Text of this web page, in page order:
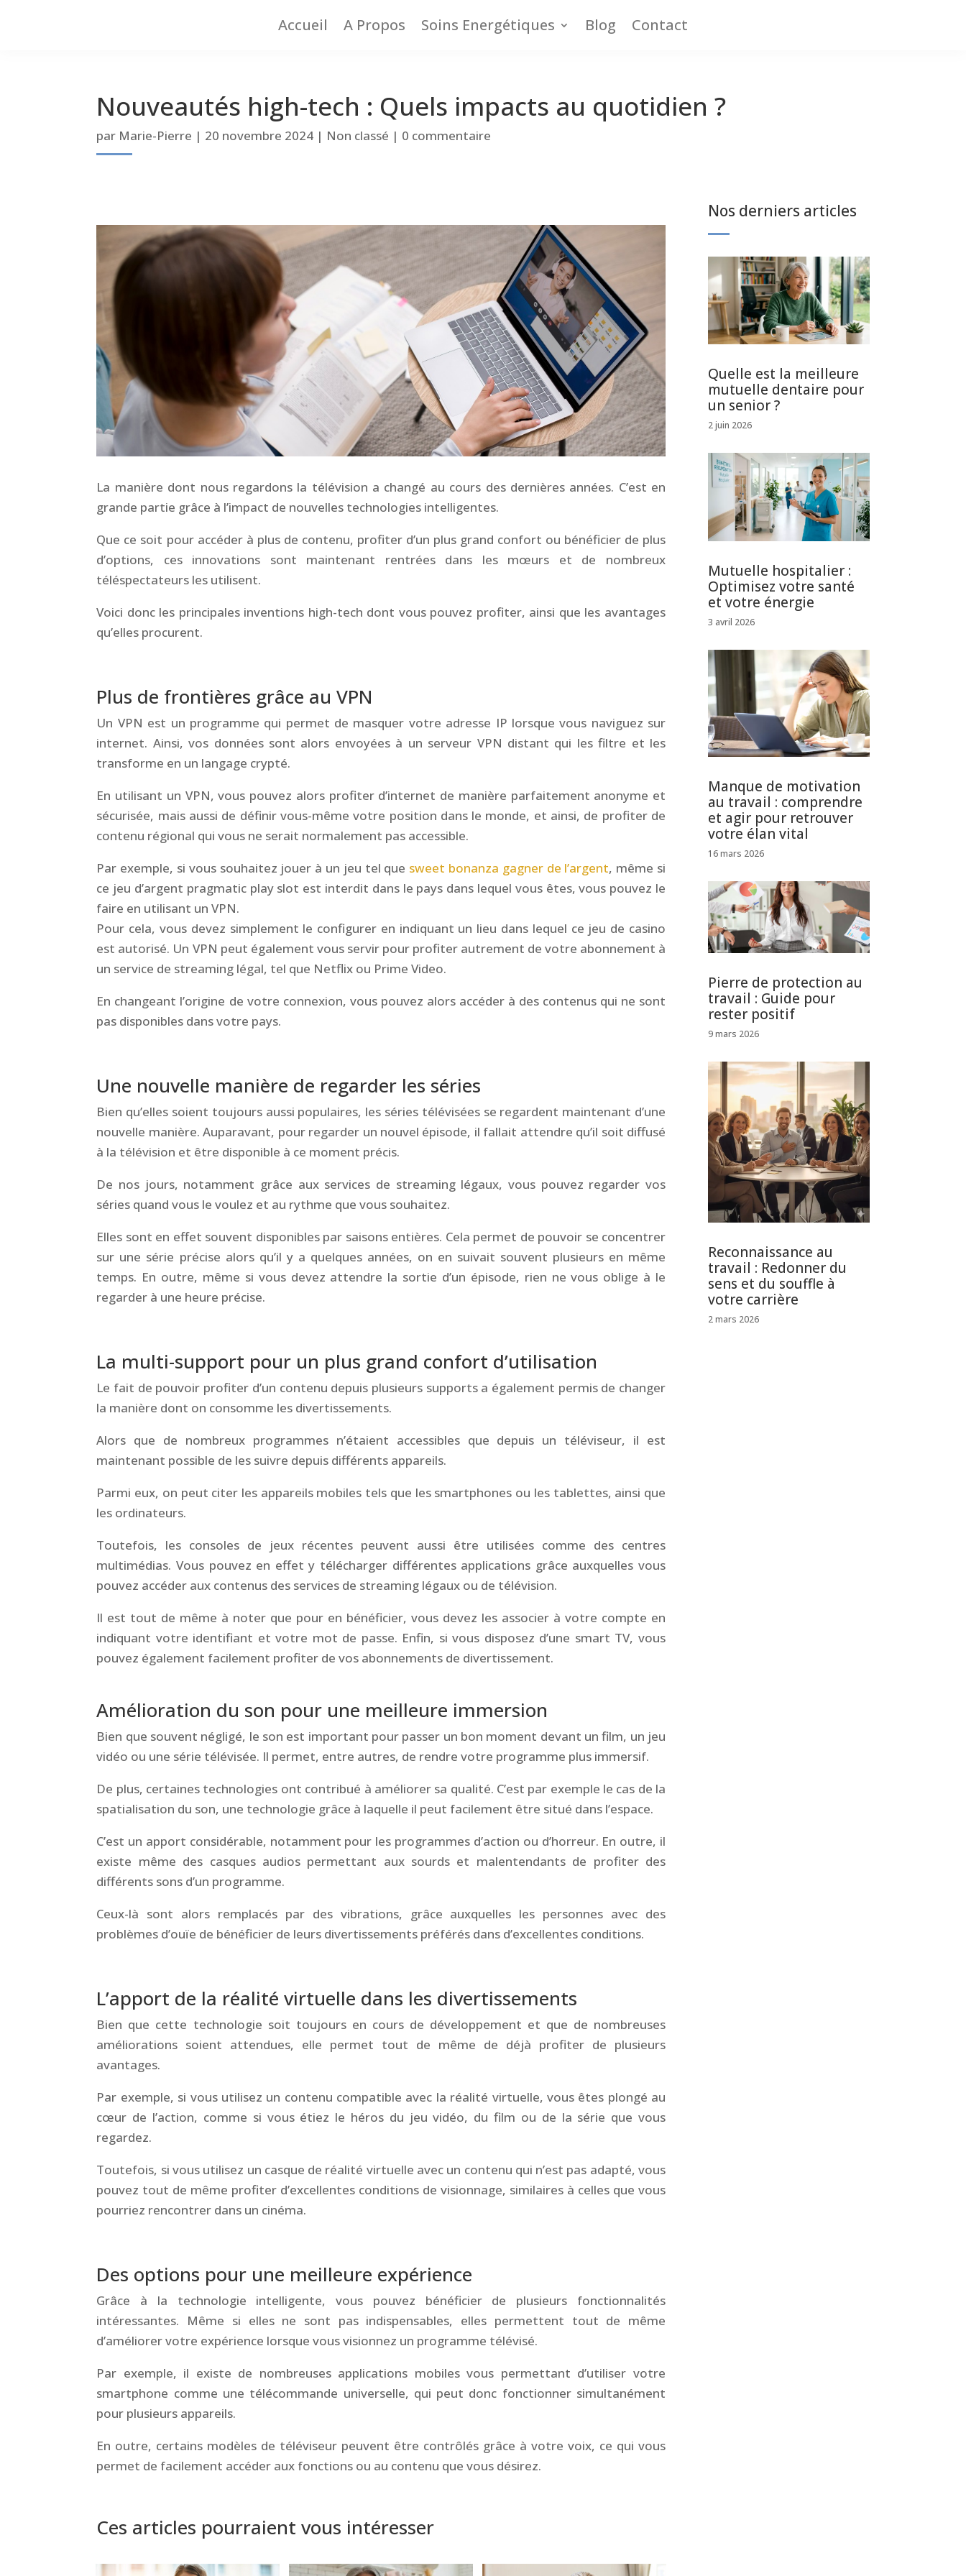
Accueil A Propos Soins Energétiques Blog Contact
Nouveautés high-tech : Quels impacts au quotidien ?
par Marie-Pierre | 20 novembre 2024 | Non classé | 0 commentaire
La manière dont nous regardons la télévision a changé au cours des dernières années. C’est en
grande partie grâce à l’impact de nouvelles technologies intelligentes.
Que ce soit pour accéder à plus de contenu, profiter d’un plus grand confort ou bénéficier de plus
d’options, ces innovations sont maintenant rentrées dans les mœurs et de nombreux
téléspectateurs les utilisent.
Voici donc les principales inventions high-tech dont vous pouvez profiter, ainsi que les avantages
qu’elles procurent.
Plus de frontières grâce auVPN
Un VPN est un programme qui permet de masquer votre adresse IP lorsque vous naviguez sur
internet. Ainsi, vos données sont alors envoyées à un serveur VPN distant qui lesfiltre et les
transforme en un langage crypté.
En utilisant un VPN, vous pouvez alors profiter d’internet de manière parfaitement anonyme et
sécurisée, mais aussi de définir vous-même votre position dans le monde, et ainsi, de profiter de
contenu régional qui vous ne serait normalement pas accessible.
Par exemple, si vous souhaitez jouer à un jeu tel que sweet bonanza gagner de l’argent, même si
ce jeu d’argent pragmatic play slot est interdit dans le pays dans lequel vous êtes, vous pouvez le
faire en utilisant un VPN.
Pour cela, vous devez simplement le configurer en indiquant un lieu dans lequel ce jeu de casino
est autorisé. Un VPN peut également vous servir pour profiter autrement de votre abonnement à
un service de streaming légal, tel que Netflix ou Prime Video.
En changeant l’origine de votre connexion, vous pouvez alors accéder à des contenus qui ne sont
pas disponibles dans votre pays.
Une nouvelle manière de regarder les séries
Bien qu’elles soient toujours aussi populaires, les séries télévisées se regardent maintenant d’une
nouvelle manière.Auparavant, pour regarder un nouvel épisode, il fallait attendre qu’il soit diffusé
à la télévision et être disponible à ce moment précis.
De nos jours, notamment grâce aux services de streaming légaux, vous pouvez regarder vos
séries quand vous le voulez et au rythme que vous souhaitez.
Elles sont en effet souvent disponibles par saisons entières. Cela permet de pouvoir se concentrer
sur une série précise alors qu’il y a quelques années, on en suivait souvent plusieurs en même
temps. En outre, même si vous devez attendre la sortie d’un épisode, rien ne vous oblige à le
regarder à une heure précise.
La multi-support pour un plus grand confort d’utilisation
Le fait de pouvoir profiter d’un contenu depuis plusieurs supports a également permis de changer
la manière dont on consomme les divertissements.
Alors que de nombreux programmes n’étaient accessibles que depuis un téléviseur, il est
maintenant possible de les suivre depuis différents appareils.
Parmi eux, on peut citer les appareils mobiles tels que les smartphones ou les tablettes, ainsi que
les ordinateurs.
Toutefois, les consoles de jeux récentes peuvent aussi être utilisées comme des centres
multimédias. Vous pouvez en effet y télécharger différentes applications grâce auxquelles vous
pouvez accéder aux contenus des services de streaming légaux ou de télévision.
Il est tout de même à noter que pour en bénéficier, vous devez les associer à votre compte en
indiquant votre identifiant et votre mot de passe. Enfin, si vous disposez d’une smart TV, vous
pouvez également facilement profiter de vos abonnements de divertissement.
Amélioration du son pour une meilleure immersion
Bien que souvent négligé, le son est important pour passer un bon moment devant un film, un jeu
vidéo ou une série télévisée. Il permet, entre autres, de rendre votre programme plus immersif.
De plus, certaines technologies ont contribué à améliorer sa qualité. C’est par exemple le cas de la
spatialisation du son, une technologie grâce à laquelle il peut facilement être situé dans l’espace.
C’est un apport considérable, notamment pour les programmes d’action ou d’horreur. En outre, il
existe même des casques audios permettant aux sourds et malentendants de profiter des
différents sons d’un programme.
Ceux-là sont alors remplacés par des vibrations, grâce auxquelles les personnes avec des
problèmes d’ouïe de bénéficier de leurs divertissements préférés dans d’excellentes conditions.
L’apport de la réalité virtuelle dans les divertissements
Bien que cette technologie soit toujours en cours de développement et que de nombreuses
améliorations soient attendues, elle permet tout de même de déjà profiter de plusieurs
avantages.
Par exemple, si vous utilisez un contenu compatible avec la réalité virtuelle, vous êtes plongé au
cœur de l’action, comme si vous étiez le héros du jeu vidéo, du film ou de la série que vous
regardez.
Toutefois, si vous utilisez un casque de réalité virtuelle avec un contenu qui n’est pas adapté, vous
pouvez tout de même profiter d’excellentes conditions de visionnage, similaires à celles que vous
pourriez rencontrer dans un cinéma.
Des options pour une meilleure expérience
Grâce à la technologie intelligente, vous pouvez bénéficier de plusieurs fonctionnalités
intéressantes. Même si elles ne sont pas indispensables, elles permettent tout de même
d’améliorer votre expérience lorsque vous visionnez un programme télévisé.
Par exemple, il existe de nombreuses applications mobiles vous permettant d’utiliser votre
smartphone comme une télécommande universelle, qui peut donc fonctionner simultanément
pour plusieurs appareils.
En outre, certains modèles de téléviseur peuvent être contrôlés grâce à votre voix, ce qui vous
permet de facilement accéder aux fonctions ou au contenu que vous désirez.
Ces articles pourraient vous intéresser
Nos derniers articles
Quelle est la meilleure
mutuelle dentaire pour
un senior ?
2 juin 2026
Mutuelle hospitalier :
Optimisez votre santé
et votre énergie
3 avril 2026
Manque de motivation
au travail : comprendre
et agir pour retrouver
votre élan vital
16 mars 2026
Pierre de protection au
travail : Guide pour
rester positif
9 mars 2026
Reconnaissance au
travail : Redonner du
sens et du souffle à
votre carrière
2 mars 2026